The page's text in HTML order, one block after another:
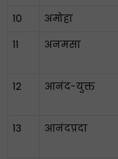
10
अमोहा
11
अनमसा
12
आनंद-युक्त
13
आनंदप्रदा